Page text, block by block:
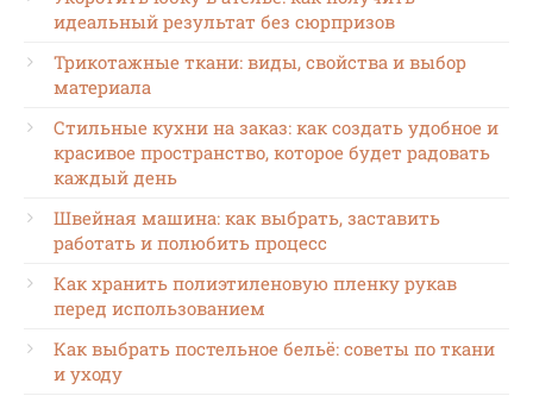
идеальный результат без сюрпризов
Трикотажные ткани: виды, свойства и выбор
материала
Стильные кухни на заказ: как создать удобное и
красивое пространство, которое будет радовать
каждый день
Швейная машина: как выбрать, заставить
работать и полюбить процесс
Как хранить полиэтиленовую пленку рукав
перед использованием
Как выбрать постельное бельё: советы по ткани
и уходу